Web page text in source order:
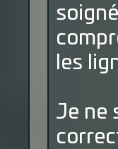
les
Je ne